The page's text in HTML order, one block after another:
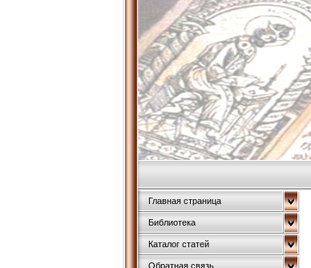
Главная страница
Библиотека
Каталог статей
Обратная связь